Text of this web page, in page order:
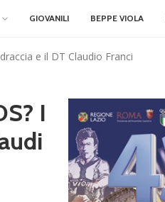
GIOVANILI BEPPE VIOLA
e il DT Claudio Franci
I